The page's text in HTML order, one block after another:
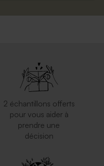
2 échantillons offerts
pour vous aider à
prendre une
décision